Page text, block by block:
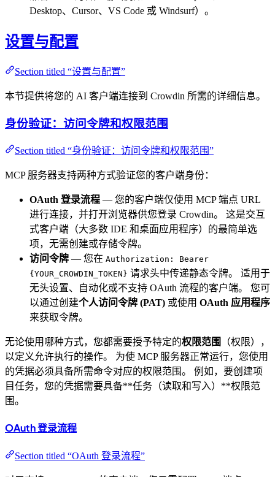
Desktop、Cursor、VS Code 或 Windsurf）。
设置与配置
Section titled “设置与配置”
本节提供将您的 AI 客户端连接到 Crowdin 所需的详细信息。
身份验证：访问令牌和权限范围
Section titled “身份验证：访问令牌和权限范围”
MCP 服务器支持两种方式验证您的客户端身份：
OAuth 登录流程 — 您的客户端仅使用 MCP 端点 URL
进行连接，并打开浏览器供您登录 Crowdin。 这是交互
式客户端（大多数 IDE 和桌面应用程序）的最简单选
项，无需创建或存储令牌。
访问令牌 — 您在 Authorization: Bearer
{YOUR_CROWDIN_TOKEN} 请求头中传递静态令牌。 适用于
无头设置、自动化或不支持 OAuth 流程的客户端。 您可
以通过创建个人访问令牌 (PAT) 或使用 OAuth 应用程序
来获取令牌。
无论使用哪种方式，您都需要授予特定的权限范围
（权限），
以定义允许执行的操作。 为使 MCP 服务器正常运行，您使用
的凭据必须具备所需命令对应的权限范围。 例如，要创建项
目任务，您的凭据需要具备**任务（读取和写入）**权限范
围。
OAuth 登录流程
Section titled “OAuth 登录流程”